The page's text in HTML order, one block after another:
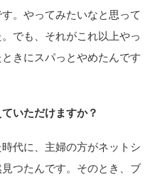
。やってみたいなと思って
でも、それがこれ以上やっ
きにスパっとやめたんです
いただけますか？
代に、主婦の方がネットシ
つたんです。そのとき、ブ